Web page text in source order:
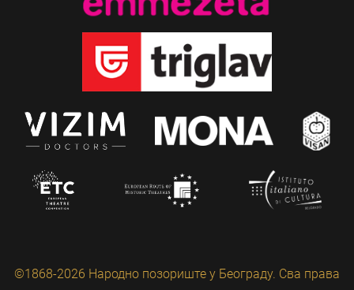
©1868-2026 Народно позориште у Београду. Сва права